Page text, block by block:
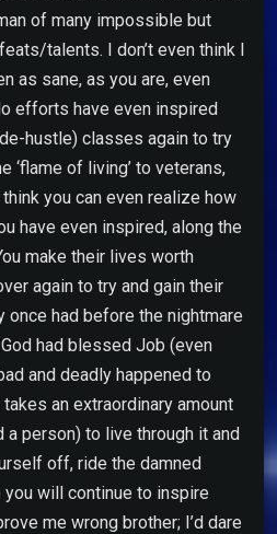
of many impossible but
talents. I don’t even think I
as sane, as you are, even
efforts have even inspired
hustle) classes again to try
‘flame of living’ to veterans,
think you can even realize how
have even inspired, along the
make their lives worth
again to try and gain their
once had before the nightmare
had blessed Job (even
and deadly happened to
an extraordinary amount
a person) to live through it and
off, ride the damned
you will continue to inspire
me wrong brother; I’d dare